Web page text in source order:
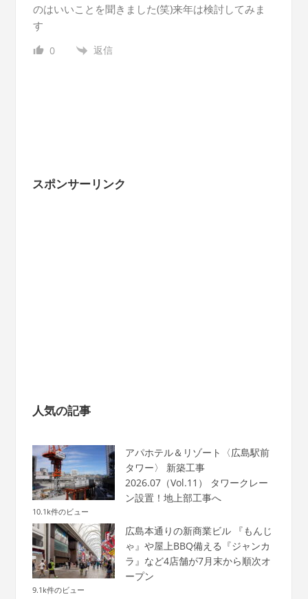
のはいいことを聞きました(笑)来年は検討してみま
す
0 返信
スポンサーリンク
人気の記事
アパホテル＆リゾート〈広島駅前
タワー〉 新築工事
2026.07（Vol.11） タワークレー
ン設置！地上部工事へ
10.1k件のビュー
広島本通りの新商業ビル 『もんじ
ゃ』や屋上BBQ備える『ジャンカ
ラ』など4店舗が7月末から順次オ
ープン
9.1k件のビュー